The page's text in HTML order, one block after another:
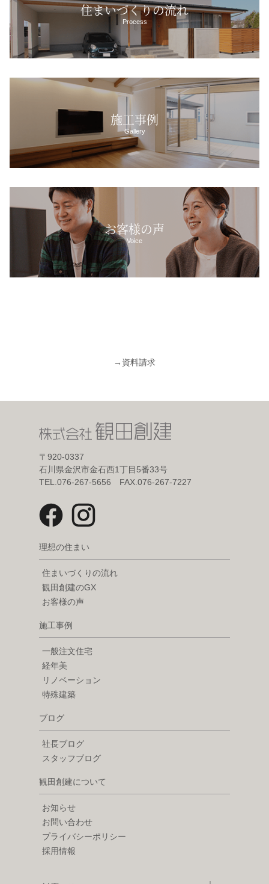
住まいづくりの流れ
Process
施工事例
Gallery
お客様の声
Voice
→ 資料請求
〒920-0337
石川県金沢市金石西1丁目5番33号
TEL.076-267-5656 FAX.076-267-7227
理想の住まい
住まいづくりの流れ
観田創建のGX
お客様の声
施工事例
一般注文住宅
経年美
リノベーション
特殊建築
ブログ
社長ブログ
スタッフブログ
観田創建について
お知らせ
お問い合わせ
プライバシーポリシー
採用情報